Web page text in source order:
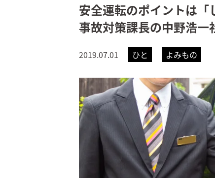
安全運転のポイントは「
事故対策課長の中野浩一
2019.07.01 ひと よみもの